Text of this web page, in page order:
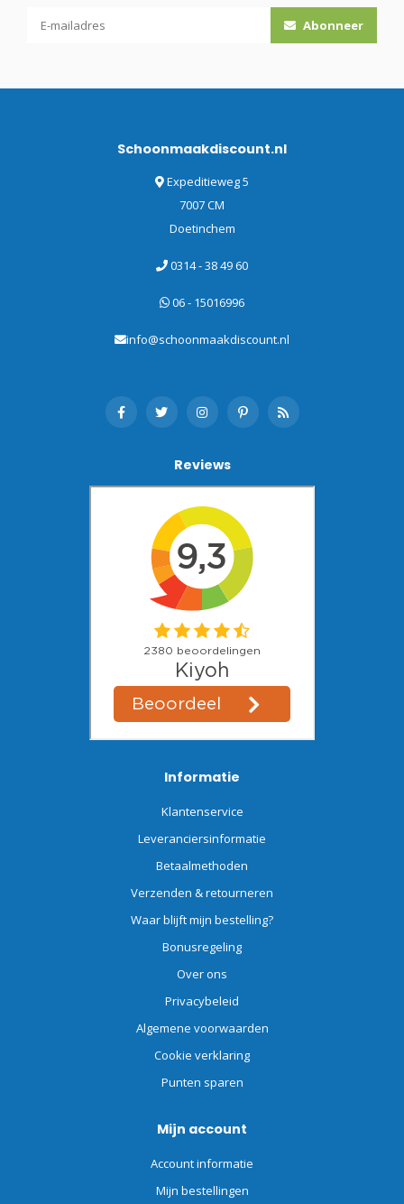
Abonneer
Schoonmaakdiscount.nl
Expeditieweg 5
7007 CM
Doetinchem
0314 - 38 49 60
06 - 15016996
info@schoonmaakdiscount.nl
Reviews
Informatie
Klantenservice
Leveranciersinformatie
Betaalmethoden
Verzenden & retourneren
Waar blijft mijn bestelling?
Bonusregeling
Over ons
Privacybeleid
Algemene voorwaarden
Cookie verklaring
Punten sparen
Mijn account
Account informatie
Mijn bestellingen